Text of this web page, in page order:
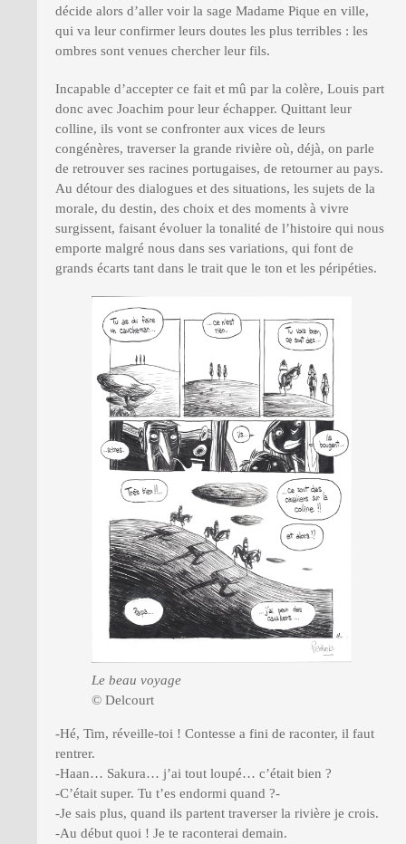
décide alors d’aller voir la sage Madame Pique en ville,
qui va leur confirmer leurs doutes les plus terribles : les
ombres sont venues chercher leur fils.
Incapable d’accepter ce fait et mû par la colère, Louis part
donc avec Joachim pour leur échapper. Quittant leur
colline, ils vont se confronter aux vices de leurs
congénères, traverser la grande rivière où, déjà, on parle
de retrouver ses racines portugaises, de retourner au pays.
Au détour des dialogues et des situations, les sujets de la
morale, du destin, des choix et des moments à vivre
surgissent, faisant évoluer la tonalité de l’histoire qui nous
emporte malgré nous dans ses variations, qui font de
grands écarts tant dans le trait que le ton et les péripéties.
Le beau voyage
© Delcourt
-Hé, Tim, réveille-toi ! Contesse a fini de raconter, il faut
rentrer.
-Haan… Sakura… j’ai tout loupé… c’était bien ?
-C’était super. Tu t’es endormi quand ?-
-Je sais plus, quand ils partent traverser la rivière je crois.
-Au début quoi ! Je te raconterai demain.